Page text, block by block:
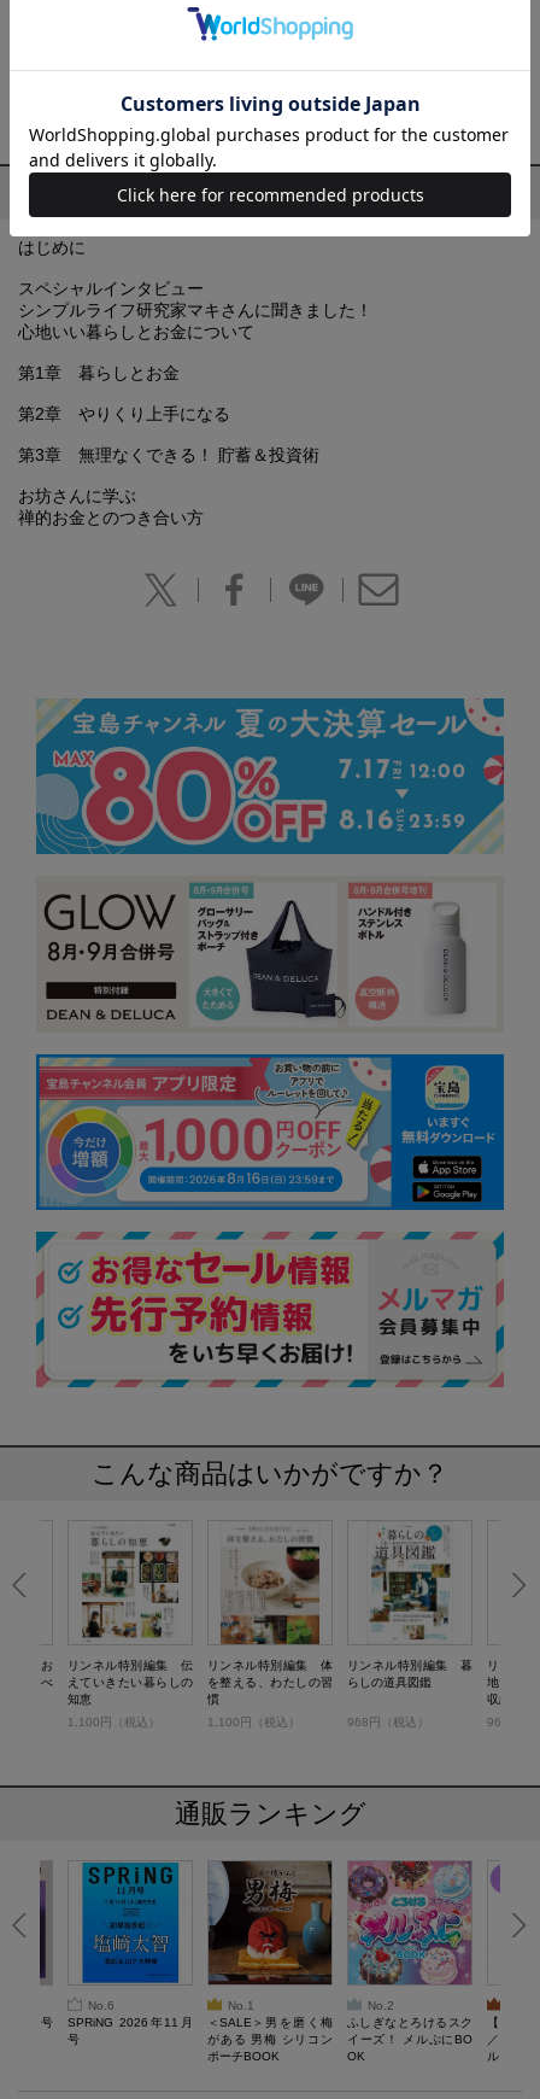
心地いい暮らしを実践するためのお金とのつき合い方、管理の仕方を紹
介する一冊です。節約しながら必要なものを手に入れる暮らしを紹介し
ながら、お金をかけるところ、かけないところの選択の仕方など、「お
授してもらいます。
目次
はじめに
スペシャルインタビュー
シンプルライフ研究家マキさんに聞きました！
心地いい暮らしとお金について
第1章 暮らしとお金
第2章 やりくり上手になる
第3章 無理なくできる！ 貯蓄＆投資術
お坊さんに学ぶ
禅的お金とのつき合い方
こんな商品はいかがですか？
編集 お
の食べ
リンネル特別編集 伝
えていきたい暮らしの
知恵
1,100円（税込）
リンネル特別編集 体
を整える、わたしの習
慣
1,100円（税込）
リンネル特別編集 暮
らしの道具図鑑
968円（税込）
リンネ
地いい毎
収納術
968円（
通販ランキング
10月号
No.6
SPRiNG 2026年11月
号
No.1
＜SALE＞男を磨く梅
がある 男梅 シリコン
ポーチBOOK
No.2
ふしぎなとろけるスク
イーズ！ メルぷにBO
OK
【
／Lサ
ル）【
労回復ウ